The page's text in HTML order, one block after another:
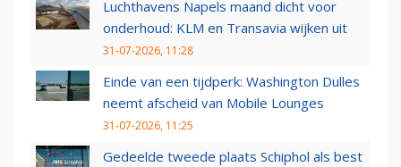
Luchthavens Napels maand dicht voor
onderhoud: KLM en Transavia wijken uit
31-07-2026, 11:28
Einde van een tijdperk: Washington Dulles
neemt afscheid van Mobile Lounges
31-07-2026, 11:25
Gedeelde tweede plaats Schiphol als best